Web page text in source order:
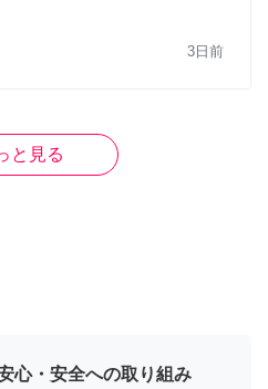
3日前
と見る
心・安全への取り組み